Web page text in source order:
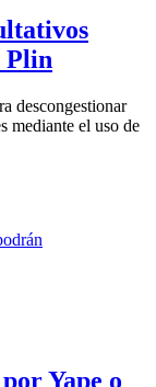
Plin
descongestionar
mediante el uso de
Yape o